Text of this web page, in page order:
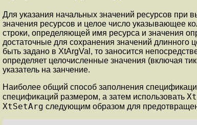
Для указания начальных значений ресурсов при
значения ресурсов и целое число указывающее
строки, определяющей имя ресурса и значения
достаточные для сохранения значений длинного
быть задано в XtArgVal , то заносится
определяет целочисленные значения (включая
указатель на занчение.
Наиболее общий способ заполнения
спецификаций размером, а затем использовать
XtSetArg следующим образом для